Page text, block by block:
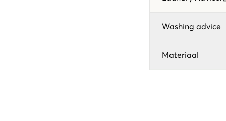
Washing advice
Materiaal